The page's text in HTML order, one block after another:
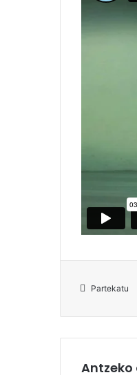
Partekatu